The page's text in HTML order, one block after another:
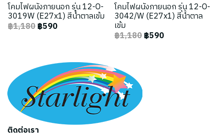
โคมไฟผนังภายนอก รุ่น 12-O-
3019W (E27x1) สีน้ำตาลเข้ม
฿1,180฿590
โคมไฟผนังภายนอก รุ่น 12-O-
3042/W (E27x1) สีน้ำตาล
เข้ม
฿1,180฿590
ติดต่อเรา